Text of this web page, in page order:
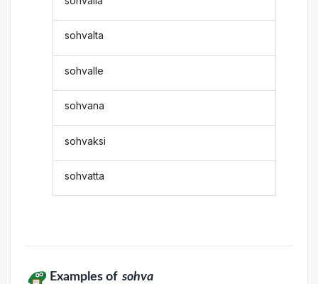
sohvalta
sohvalle
sohvana
sohvaksi
sohvatta
Examples of sohva